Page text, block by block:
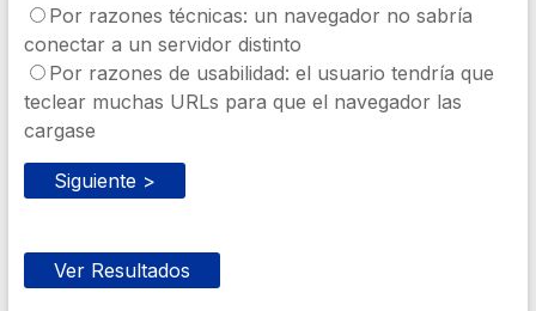
Por razones técnicas: un navegador no sabría
conectar a un servidor distinto
Por razones de usabilidad: el usuario tendría que
teclear muchas URLs para que el navegador las
cargase